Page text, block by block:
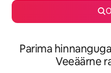
Parima
Veeäärne